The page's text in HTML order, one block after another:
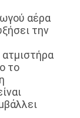
αέρα
την
το